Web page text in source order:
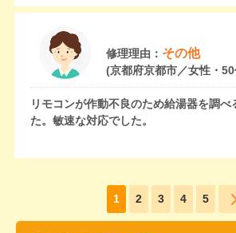
修理理由： その他
(京都府京都市／女性・50
リモコンが作動不良のため給湯器を調べ
た。敏速な対応でした。
1 2 3 4 5